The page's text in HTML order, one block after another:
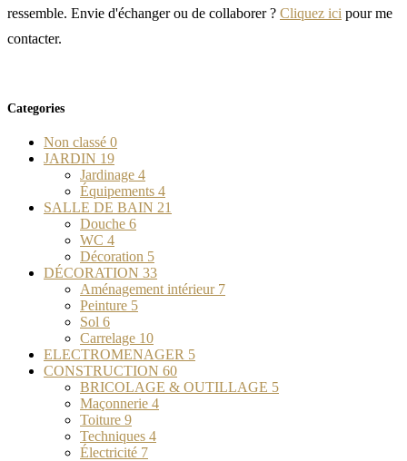
ressemble. Envie d'échanger ou de collaborer ? Cliquez ici pour me
contacter.
Categories
Non classé 0
JARDIN 19
Jardinage 4
Équipements 4
SALLE DE BAIN 21
Douche 6
WC 4
Décoration 5
DÉCORATION 33
Aménagement intérieur 7
Peinture 5
Sol 6
Carrelage 10
ELECTROMENAGER 5
CONSTRUCTION 60
BRICOLAGE & OUTILLAGE 5
Maçonnerie 4
Toiture 9
Techniques 4
Électricité 7